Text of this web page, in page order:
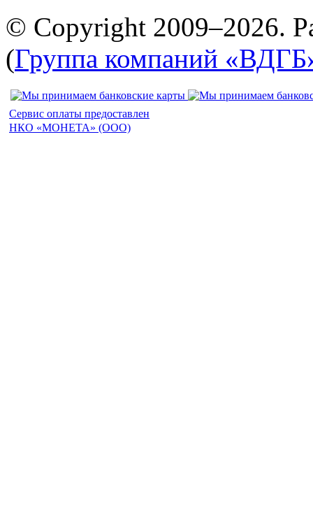
© Copyright 2009–2026.
(Группа компаний
Сервис оплаты предоставлен
НКО «МОНЕТА» (ООО)